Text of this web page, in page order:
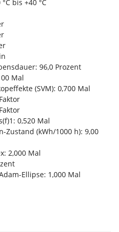
bis +40 °C
96,0 Prozent
Mal
(SVM): 0,700 Mal
0,520 Mal
Zustand (kWh/1000 h): 9,00
2,000 Mal
Ellipse: 1,000 Mal